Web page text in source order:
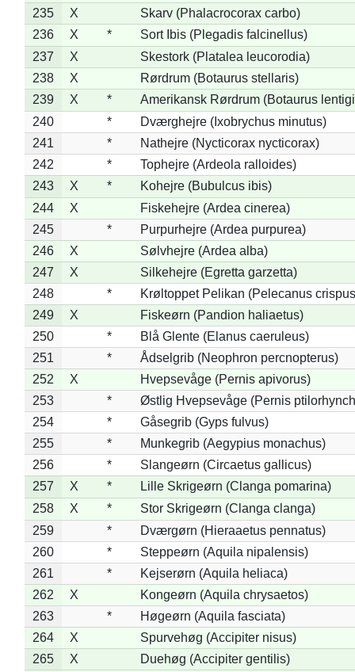
235 X
Skarv (Phalacrocorax carbo)
236
X *
Sort Ibis (Plegadis falcinellus)
237
X
Skestork (Platalea leucorodia)
238
X
Rørdrum (Botaurus stellaris)
239
X *
Amerikansk Rørdrum (Botaurus
240
*
Dværghejre (Ixobrychus minutus)
241
*
Nathejre (Nycticorax nycticorax)
242
*
Tophejre (Ardeola ralloides)
243
X *
Kohejre (Bubulcus ibis)
244
X
Fiskehejre (Ardea cinerea)
245
*
Purpurhejre (Ardea purpurea)
246
X
Sølvhejre (Ardea alba)
247
X
Silkehejre (Egretta garzetta)
248
*
Krøltoppet Pelikan (Pelecanus
249
X
Fiskeørn (Pandion haliaetus)
250
*
Blå Glente (Elanus caeruleus)
251
*
Ådselgrib (Neophron percnopterus)
252
X
Hvepsevåge (Pernis apivorus)
253
*
Østlig Hvepsevåge (Pernis
254
*
Gåsegrib (Gyps fulvus)
255
*
Munkegrib (Aegypius monachus)
256
*
Slangeørn (Circaetus gallicus)
257
X *
Lille Skrigeørn (Clanga pomarina)
258
X *
Stor Skrigeørn (Clanga clanga)
259
*
Dværgørn (Hieraaetus pennatus)
260
*
Steppeørn (Aquila nipalensis)
261
*
Kejserørn (Aquila heliaca)
262
X
Kongeørn (Aquila chrysaetos)
263
*
Høgeørn (Aquila fasciata)
264
X
Spurvehøg (Accipiter nisus)
265
X
Duehøg (Accipiter gentilis)